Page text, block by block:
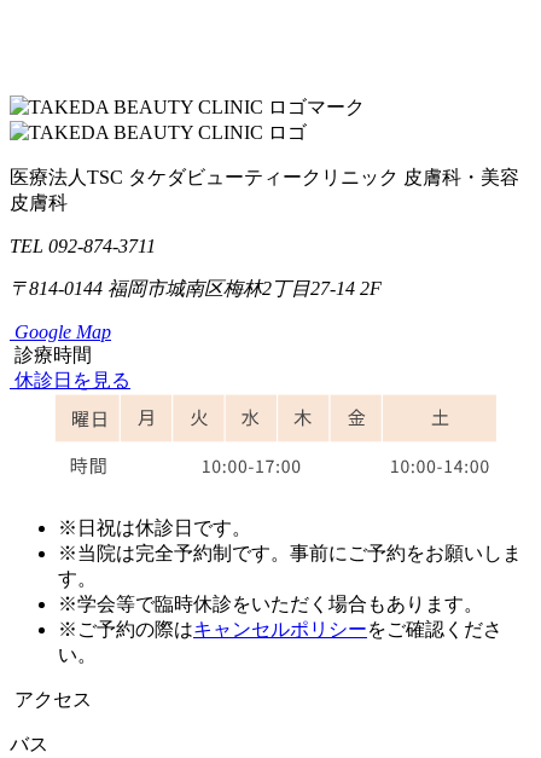
医療法人TSC タケダビューティークリニック 皮膚科・美容
皮膚科
TEL 092-874-3711
〒814-0144 福岡市城南区梅林2丁目27-14 2F
Google Map
診療時間
休診日を見る
※日祝は休診日です。
※当院は完全予約制です。事前にご予約をお願いしま
す。
※学会等で臨時休診をいただく場合もあります。
※ご予約の際はキャンセルポリシーをご確認くださ
い。
アクセス
バス